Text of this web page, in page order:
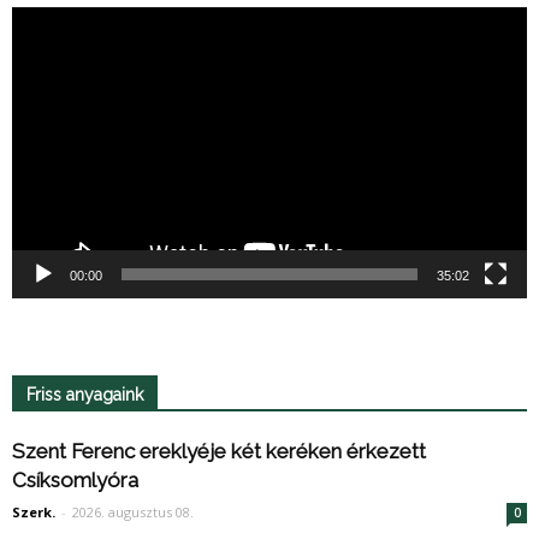
00:00 35:02
Friss anyagaink
Szent Ferenc ereklyéje két keréken érkezett
Csíksomlyóra
Szerk. - 2026. augusztus 08. 0